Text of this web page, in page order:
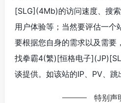
[SLG](4Mb)的访问速度、搜索
用户体验等；当然要评估一个
要根据您自身的需求以及需要
找拳霸4(繁)[恒格电子
谈提供。如该站的IP、PV、跳
特别声